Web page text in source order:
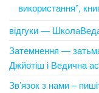
використання”,
відгуки —
Затемнення —
Джйотіш і Ведична
Зв’язок з нами –